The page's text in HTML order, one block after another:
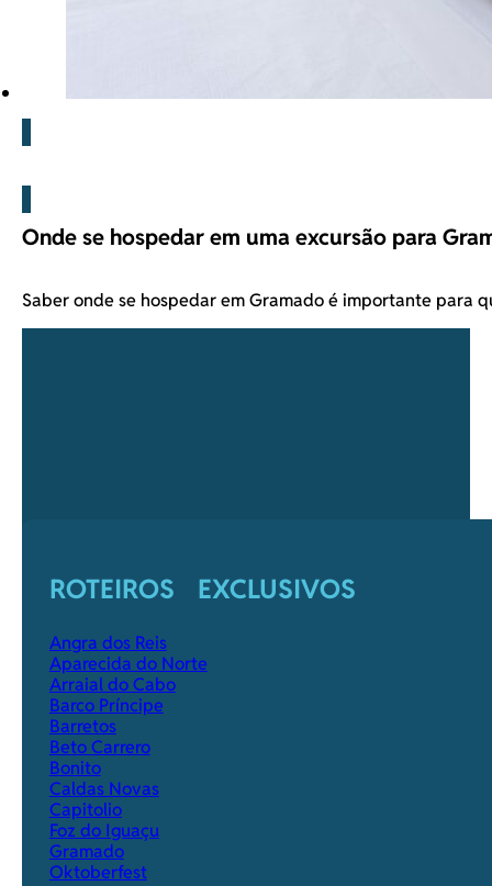
Onde se hospedar em uma excursão para
Saber onde se hospedar em Gramado é importante para
ROTEIROS EXCLUSIVOS
Angra dos Reis
Aparecida do Norte
Arraial do Cabo
Barco Príncipe
Barretos
Beto Carrero
Bonito
Caldas Novas
Capitolio
Foz do Iguaçu
Gramado
Oktoberfest